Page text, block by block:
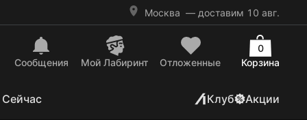
Москва — доставим 10 авг.
Сообщения Mой Лабиринт Отложенные Корзина
0
Клуб Акции